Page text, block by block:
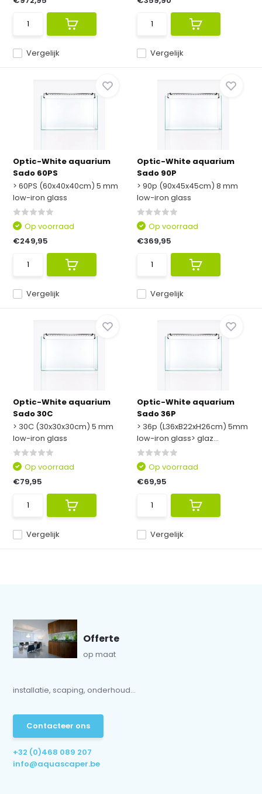
Vergelijk Vergelijk
Optic-White aquarium
Sado 60PS
> 60PS (60x40x40cm) 5 mm
low-iron glass
Vergelijk
Op voorraad
€249,95
Optic-White aquarium
Sado 90P
> 90p (90x45x45cm) 8 mm
low-iron glass
Vergelijk
Op voorraad
€369,95
Optic-White aquarium
Sado 30C
> 30C (30x30x30cm) 5 mm
low-iron glass
Vergelijk
Op voorraad
€79,95
Optic-White aquarium
Sado 36P
> 36p (L36xB22xH26cm) 5mm
low-iron glass> glaz...
Vergelijk
Op voorraad
€69,95
Offerte
op maat
installatie, scaping, onderhoud...
Contacteer ons
+32 (0)468 089 207
info@aquascaper.be